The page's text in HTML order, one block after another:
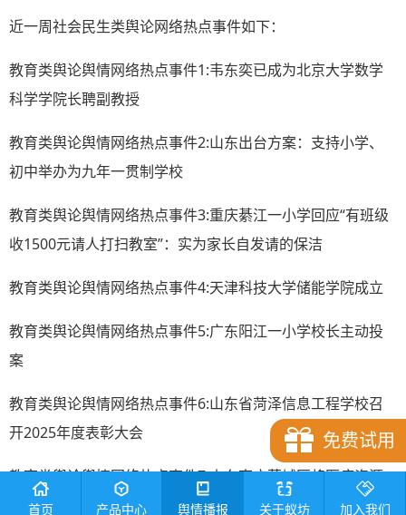
近一周社会民生类舆论网络热点事件如下：
教育类舆论舆情网络热点事件1:韦东奕已成为北京大学数学
科学学院长聘副教授
教育类舆论舆情网络热点事件2:山东出台方案：支持小学、
初中举办为九年一贯制学校
教育类舆论舆情网络热点事件3:重庆綦江一小学回应“有班级
收1500元请人打扫教室”：实为家长自发请的保洁
教育类舆论舆情网络热点事件4:天津科技大学储能学院成立
教育类舆论舆情网络热点事件5:广东阳江一小学校长主动投
案
教育类舆论舆情网络热点事件6:山东省菏泽信息工程学校召
开2025年度表彰大会
教育类舆论舆情网络热点事件7:山东枣庄薛城区将医疗资源
融入学校安全教育 “医校共建”织密校园急救网
免费试用
首页 产品中心 舆情播报 关于蚁坊 加入我们